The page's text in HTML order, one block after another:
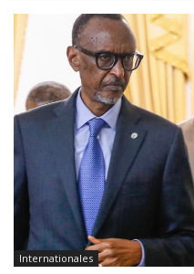
Internationales